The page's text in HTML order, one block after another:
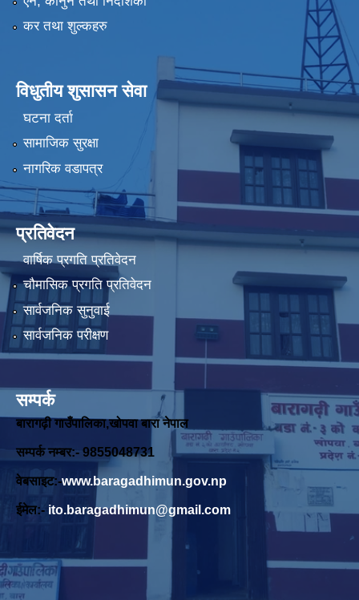
कर तथा शुल्कहरु
विधुतीय शुसासन सेवा
घटना दर्ता
सामाजिक सुरक्षा
नागरिक वडापत्र
प्रतिवेदन
वार्षिक प्रगति प्रतिवेदन
चौमासिक प्रगति प्रतिवेदन
सार्वजनिक सुनुवाई
सार्वजनिक परीक्षण
सम्पर्क
बारागढ़ी गाउँपालिका,खोपवा बारा नेपाल
सम्पर्क नम्बर:- 9855048731
वेबसाइट:-www.baragadhimun.gov.np
ईमेल:- ito.baragadhimun@gmail.com